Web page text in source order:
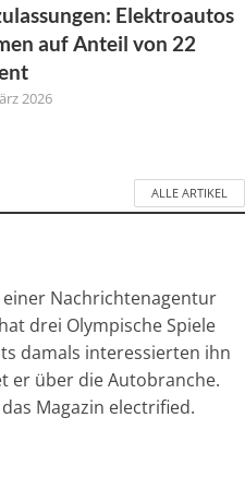
Elektroautos
auf Anteil von 22
2026
ALLE ARTIKEL
Nachrichtenagentur
drei Olympische Spiele
damals interessierten ihn
er über die Autobranche.
Magazin electrified.